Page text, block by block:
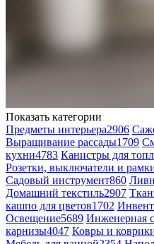
Показать категории
Предметы интерьера2906
Выращивание рассады1709
кухни4783 Канистры для
Розетки, выключатели и
Садовый инструмент860
Домашний текстиль2907
кашпо для цветов1702
Освещение5689 Инженерная
карнизы4047 Ковры и